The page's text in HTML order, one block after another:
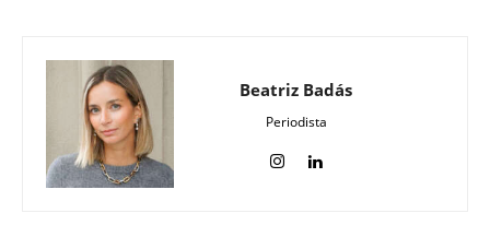
Beatriz Badás
Periodista